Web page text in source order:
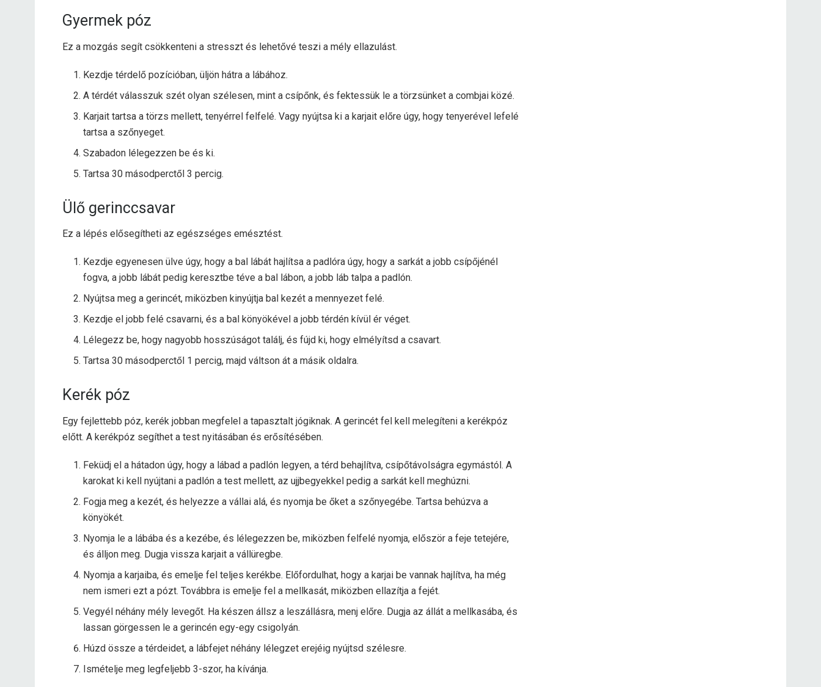
Gyermek póz
Ez a mozgás segít csökkenteni a stresszt és lehetővé teszi a mély ellazulást.
Kezdje térdelő pozícióban, üljön hátra a lábához.
A térdét válasszuk szét olyan szélesen, mint a csípőnk, és fektessük le a törzsünket a combjai közé.
Karjait tartsa a törzs mellett, tenyérrel felfelé. Vagy nyújtsa ki a karjait előre úgy, hogy tenyerével lefelé
tartsa a szőnyeget.
Szabadon lélegezzen be és ki.
Tartsa 30 másodperctől 3 percig.
Ülő gerinccsavar
Ez a lépés elősegítheti az egészséges emésztést.
Kezdje egyenesen ülve úgy, hogy a bal lábát hajlítsa a padlóra úgy, hogy a sarkát a jobb csípőjénél
fogva, a jobb lábát pedig keresztbe téve a bal lábon, a jobb láb talpa a padlón.
Nyújtsa meg a gerincét, miközben kinyújtja bal kezét a mennyezet felé.
Kezdje el jobb felé csavarni, és a bal könyökével a jobb térdén kívül ér véget.
Lélegezz be, hogy nagyobb hosszúságot találj, és fújd ki, hogy elmélyítsd a csavart.
Tartsa 30 másodperctől 1 percig, majd váltson át a másik oldalra.
Kerék póz
Egy fejlettebb póz, kerék jobban megfelel a tapasztalt jógiknak. A gerincét fel kell melegíteni a kerékpóz
előtt. A kerékpóz segíthet a test nyitásában és erősítésében.
Feküdj el a hátadon úgy, hogy a lábad a padlón legyen, a térd behajlítva, csípőtávolságra egymástól. A
karokat ki kell nyújtani a padlón a test mellett, az ujjbegyekkel pedig a sarkát kell meghúzni.
Fogja meg a kezét, és helyezze a vállai alá, és nyomja be őket a szőnyegébe. Tartsa behúzva a
könyökét.
Nyomja le a lábába és a kezébe, és lélegezzen be, miközben felfelé nyomja, először a feje tetejére,
és álljon meg. Dugja vissza karjait a vállüregbe.
Nyomja a karjaiba, és emelje fel teljes kerékbe. Előfordulhat, hogy a karjai be vannak hajlítva, ha még
nem ismeri ezt a pózt. Továbbra is emelje fel a mellkasát, miközben ellazítja a fejét.
Vegyél néhány mély levegőt. Ha készen állsz a leszállásra, menj előre. Dugja az állát a mellkasába, és
lassan görgessen le a gerincén egy-egy csigolyán.
Húzd össze a térdeidet, a lábfejet néhány lélegzet erejéig nyújtsd szélesre.
Ismételje meg legfeljebb 3-szor, ha kívánja.